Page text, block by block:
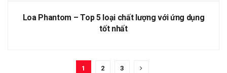
Loa Phantom – Top 5 loại chất lượng với ứng dụng
tốt nhất
1 2 3